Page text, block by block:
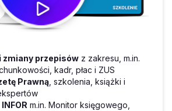
zmiany przepisów z zakresu, m.in.
kadr, płac i ZUS
Prawną, szkolenia, książki i
m.in. Monitor księgowego,